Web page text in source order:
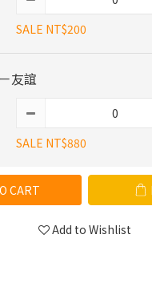
SALE NT$200
友誼
SALE NT$880
CART
Add to Wishlist